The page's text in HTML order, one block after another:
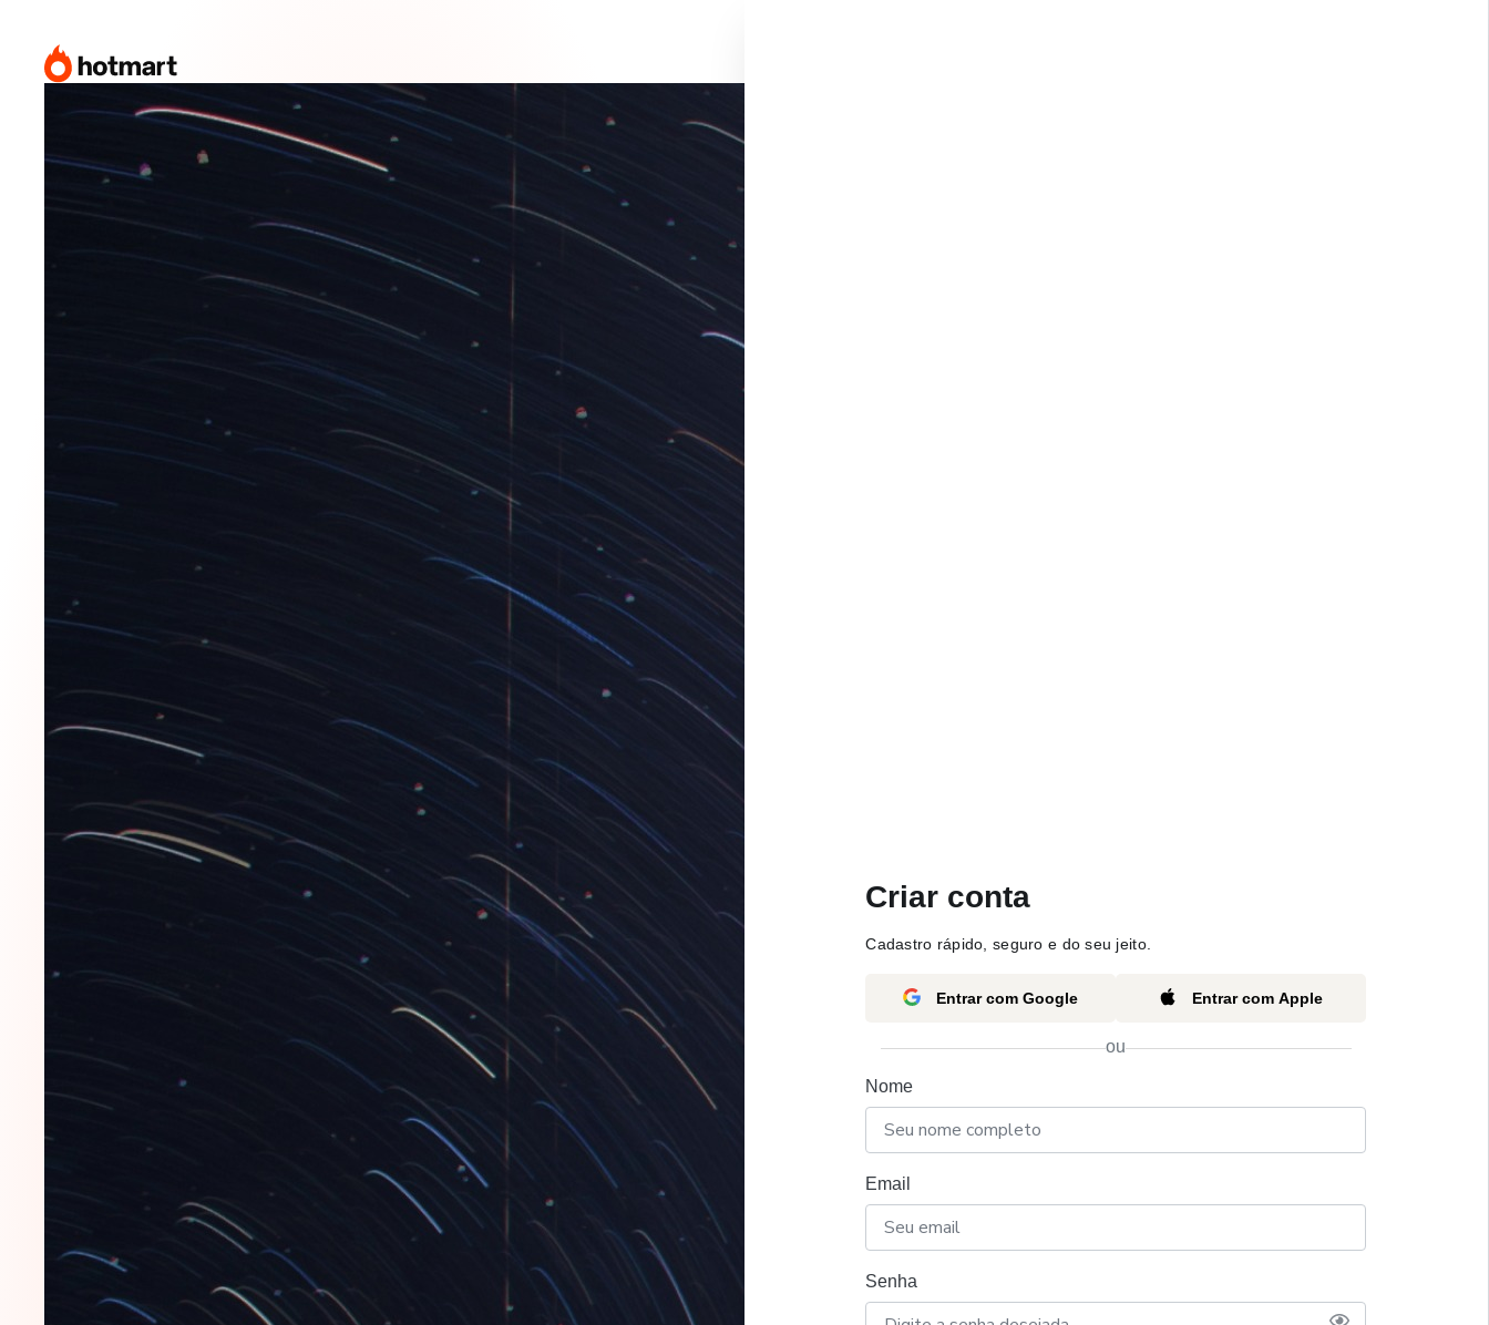
Criar conta
Cadastro rápido, seguro e do seu jeito.
Entrar com Google Entrar com Apple
ou
Nome
Email
Senha